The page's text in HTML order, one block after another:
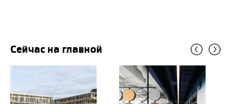
Сейчас на главной